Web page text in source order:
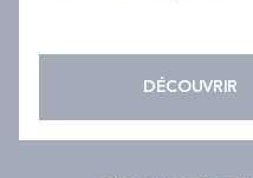
DÉCOUVRIR